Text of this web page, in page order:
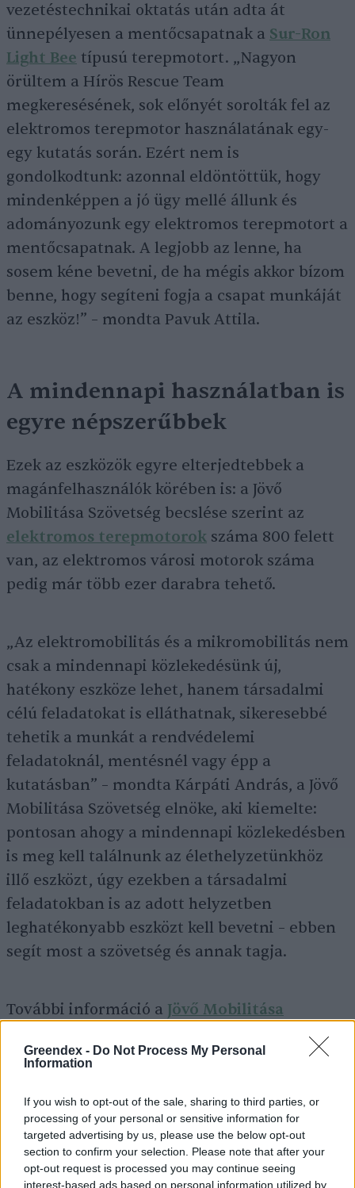
Greendex - Do Not Process My Personal
Information
If you wish to opt-out of the sale, sharing to third parties, or
processing of your personal or sensitive information for
targeted advertising by us, please use the below opt-out
section to confirm your selection. Please note that after your
opt-out request is processed you may continue seeing
interest-based ads based on personal information utilized by
vezetéstechnikai oktatás után adta át
ünnepélyesen a mentőcsapatnak a Sur-Ron
Light Bee típusú terepmotort. „Nagyon
örültem a Hírös Rescue Team
megkeresésének, sok előnyét sorolták fel az
elektromos terepmotor használatának egy-
egy kutatás során. Ezért nem is
gondolkodtunk: azonnal eldöntöttük, hogy
mindenképpen a jó ügy mellé állunk és
adományozunk egy elektromos terepmotort a
mentőcsapatnak. A legjobb az lenne, ha
sosem kéne bevetni, de ha mégis akkor bízom
benne, hogy segíteni fogja a csapat munkáját
az eszköz!” – mondta Pavuk Attila.
A mindennapi használatban is
egyre népszerűbbek
Ezek az eszközök egyre elterjedtebbek a
magánfelhasználók körében is: a Jövő
Mobilitása Szövetség becslése szerint az
elektromos terepmotorok száma 800 felett
van, az elektromos városi motorok száma
pedig már több ezer darabra tehető.
„Az elektromobilitás és a mikromobilitás nem
csak a mindennapi közlekedésünk új,
hatékony eszköze lehet, hanem társadalmi
célú feladatokat is elláthatnak, sikeresebbé
tehetik a munkát a rendvédelemi
feladatoknál, mentésnél vagy épp a
kutatásban” – mondta Kárpáti András, a Jövő
Mobilitása Szövetség elnöke, aki kiemelte:
pontosan ahogy a mindennapi közlekedésben
is meg kell találnunk az élethelyzetünkhöz
illő eszközt, úgy ezekben a társadalmi
feladatokban is az adott helyzetben
leghatékonyabb eszközt kell bevetni – ebben
segít most a szövetség és annak tagja.
További információ a Jövő Mobilitása
Greendex Szemle